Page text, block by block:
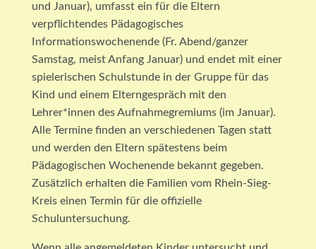
und Januar), umfasst ein für die Eltern
verpflichtendes Pädagogisches
Informationswochenende (Fr. Abend/ganzer
Samstag, meist Anfang Januar) und endet mit einer
spielerischen Schulstunde in der Gruppe für das
Kind und einem Elterngespräch mit den
Lehrer*innen des Aufnahmegremiums (im Januar).
Alle Termine finden an verschiedenen Tagen statt
und werden den Eltern spätestens beim
Pädagogischen Wochenende bekannt gegeben.
Zusätzlich erhalten die Familien vom Rhein-Sieg-
Kreis einen Termin für die offizielle
Schuluntersuchung.